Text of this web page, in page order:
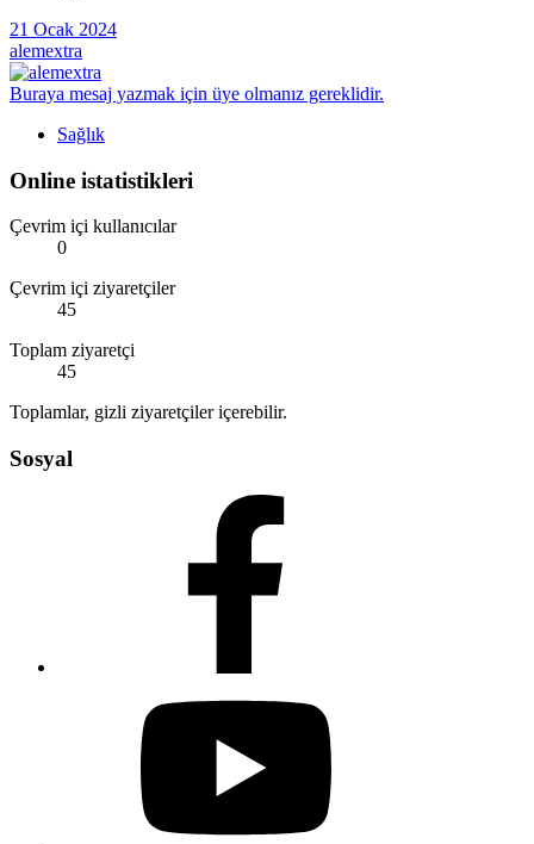
21 Ocak 2024
alemextra
Buraya mesaj yazmak için üye olmanız gereklidir.
Sağlık
Online istatistikleri
Çevrim içi kullanıcılar
0
Çevrim içi ziyaretçiler
45
Toplam ziyaretçi
45
Toplamlar, gizli ziyaretçiler içerebilir.
Sosyal